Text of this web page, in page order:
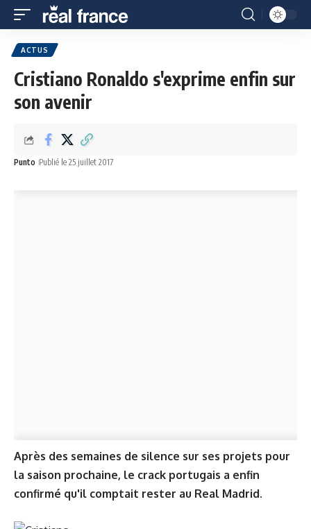
ACTUS
Cristiano Ronaldo s'exprime enfin sur
son avenir
Punto Publié le 25 juillet 2017
Après des semaines de silence sur ses projets pour
la saison prochaine, le crack portugais a enfin
confirmé qu'il comptait rester au Real Madrid.